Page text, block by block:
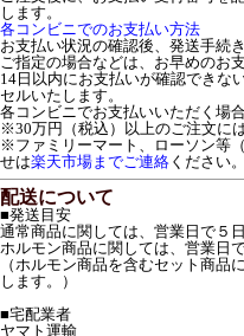
します。
各コンビニでのお支払い方法
お支払い状況の確認後、発送手続
ご指定の場合などは、お早めのお
14日以内にお支払いが確認できな
セルいたします。
各コンビニでお支払いいただく場
※30万円（税込）以上のご注文に
※ファミリーマート、ローソン等
せは楽天市場までご連絡 ください。
配送について
■発送目安
通常商品に関しては、営業日で５
ホルモン商品に関しては、営業日
（ホルモン商品を含むセット商品
します。）
■宅配業者
ヤマト運輸